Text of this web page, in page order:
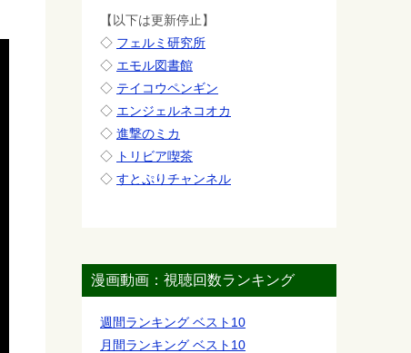
【以下は更新停止】
◇ フェルミ研究所
◇ エモル図書館
◇ テイコウペンギン
◇ エンジェルネコオカ
◇ 進撃のミカ
◇ トリビア喫茶
◇ すとぷりチャンネル
漫画動画：視聴回数ランキング
週間ランキング ベスト10
月間ランキング ベスト10